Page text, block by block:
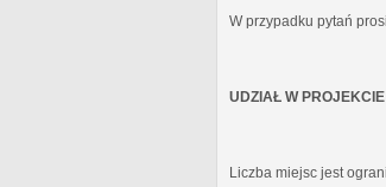
W przypadku pytań
UDZIAŁ W
Liczba miejsc jest